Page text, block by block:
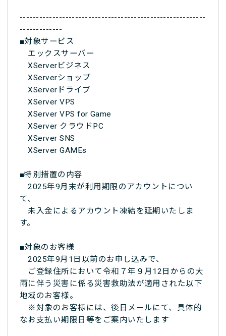
---------------------------------------------------------
-------------
■対象サービス
エックスサーバー
XServerビジネス
XServerショップ
XServerドライブ
XServer VPS
XServer VPS for Game
XServer クラウドPC
XServer SNS
XServer GAMEs
■特別措置の内容
2025年9月末が利用期限のアカウントについ
て、
未入金によるアカウント凍結を延期いたしま
す。
■対象のお客様
2025年9月1日以前のお申し込みで、
ご登録住所において令和７年９月12日からの大
雨に伴う災害に係る災害救助法が適用された以下
地域のお客様。
※対象のお客様には、後日メールにて、具体的
なお支払い期限日等をご案内いたします